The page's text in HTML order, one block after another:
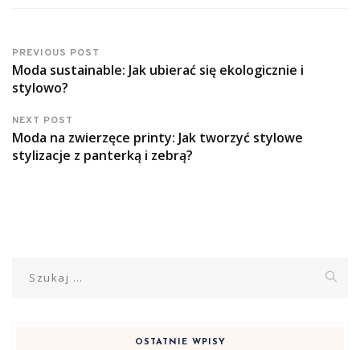
PREVIOUS POST
Moda sustainable: Jak ubierać się ekologicznie i
stylowo?
NEXT POST
Moda na zwierzęce printy: Jak tworzyć stylowe
stylizacje z panterką i zebrą?
OSTATNIE WPISY